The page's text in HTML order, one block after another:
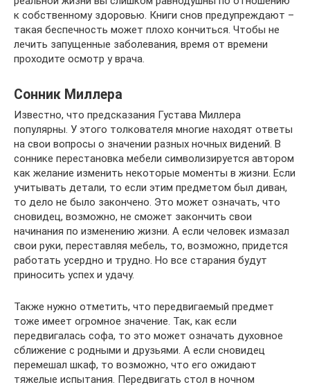
к собственному здоровью. Книги снов предупреждают –
такая беспечность может плохо кончиться. Чтобы не
лечить запущенные заболевания, время от времени
проходите осмотр у врача.
Сонник Миллера
Известно, что предсказания Густава Миллера
популярны. У этого толкователя многие находят ответы
на свои вопросы о значении разных ночных видений. В
соннике перестановка мебели символизируется автором
как желание изменить некоторые моменты в жизни. Если
учитывать детали, то если этим предметом был диван,
то дело не было закончено. Это может означать, что
сновидец, возможно, не сможет закончить свои
начинания по изменению жизни. А если человек измазал
свои руки, переставляя мебель, то, возможно, придется
работать усердно и трудно. Но все старания будут
приносить успех и удачу.
Также нужно отметить, что передвигаемый предмет
тоже имеет огромное значение. Так, как если
передвигалась софа, то это может означать духовное
сближение с родными и друзьями. А если сновидец
перемешал шкаф, то возможно, что его ожидают
тяжелые испытания. Передвигать стол в ночном